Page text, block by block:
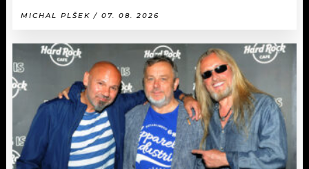
MICHAL PLŠEK / 07. 08. 2026